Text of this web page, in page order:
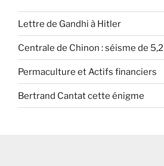
Lettre de Gandhi à Hitler
Centrale de Chinon : séisme de 5,2
Permaculture et Actifs financiers
Bertrand Cantat cette énigme